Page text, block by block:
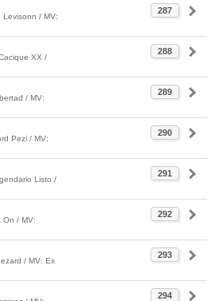
287
Levisonn / MV:
288
XX /
289
/ MV:
290
Pezi / MV:
291
Listo /
292
On / MV:
293
/ MV: Ex
294